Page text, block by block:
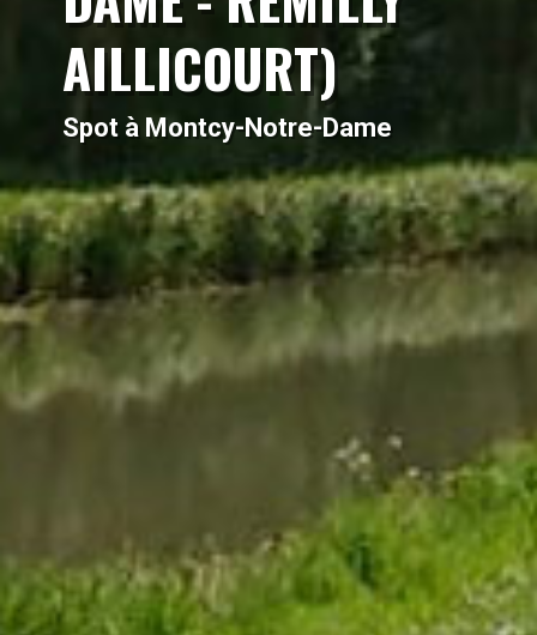
AILLICOURT)
Spot à Montcy-Notre-Dame